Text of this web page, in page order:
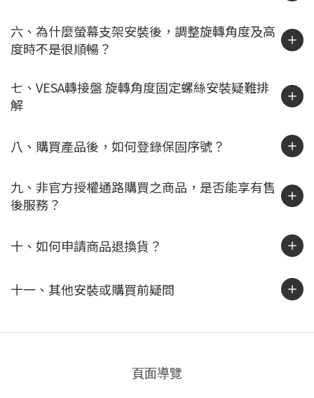
六、為什麼螢幕支架安裝後，調整旋轉角度及高
度時不是很順暢？
七、VESA轉接盤 旋轉角度固定螺絲安裝疑難排
解
八、購買產品後，如何登錄保固序號？
九、非官方授權通路購買之商品，是否能享有售
後服務？
十、如何申請商品退換貨？
十一、其他安裝或購買前疑問
頁面導覽